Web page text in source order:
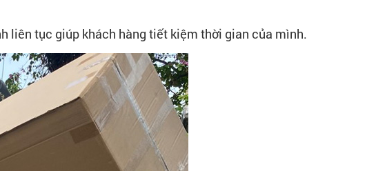
liên tục giúp khách hàng tiết kiệm thời gian của mình.